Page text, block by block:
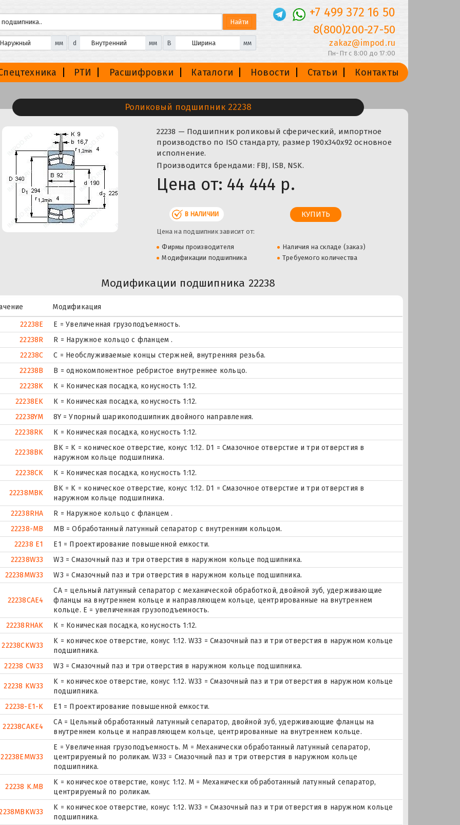
мм d мм B мм
+7 499 372 16 50
8(800)200-27-50
zakaz@impod.ru
Пн-Пт с 8:00 до 17:00
РТИ Расшифровки Каталоги Новости Статьи Контакты
Роликовый подшипник 22238
22238 — Подшипник роликовый сферический, импортное
производство по ISO стандарту, размер 190x340x92 основное
исполнение.
Производится брендами: FBJ, ISB, NSK.
Цена от: 44 444 р.
В НАЛИЧИИ
Цена на подшипник зависит от:
Фирмы производителя
Наличия на складе (заказ)
Модификации подшипника
Требуемого количества
Модификации подшипника 22238
Модификация
22238E
Е = Увеличенная грузоподъемность.
22238R
R = Наружное кольцо с фланцем .
22238C
С = Необслуживаемые концы стержней, внутренняя резьба.
22238B
B = однокомпонентное ребристое внутреннее кольцо.
22238K
К = Коническая посадка, конусность 1:12.
22238EK
К = Коническая посадка, конусность 1:12.
22238YM
8Y = Упорный шарикоподшипник двойного направления.
22238RK
К = Коническая посадка, конусность 1:12.
22238BK
BK = K = коническое отверстие, конус 1:12. D1 = Смазочное отверстие и три отверстия в
наружном кольце подшипника.
22238CK
К = Коническая посадка, конусность 1:12.
22238MBK
BK = K = коническое отверстие, конус 1:12. D1 = Смазочное отверстие и три отверстия в
наружном кольце подшипника.
22238RHA
R = Наружное кольцо с фланцем .
22238-MB
MB = Обработанный латунный сепаратор с внутренним кольцом.
22238 E1
E1 = Проектирование повышенной емкости.
22238W33
W3 = Смазочный паз и три отверстия в наружном кольце подшипника.
22238MW33
W3 = Смазочный паз и три отверстия в наружном кольце подшипника.
22238CAE4
CA = цельный латунный сепаратор с механической обработкой, двойной зуб, удерживающие
фланцы на внутреннем кольце и направляющем кольце, центрированные на внутреннем
кольце. Е = увеличенная грузоподъемность.
22238RHAK
К = Коническая посадка, конусность 1:12.
22238CKW33
K = коническое отверстие, конус 1:12. W33 = Смазочный паз и три отверстия в наружном кольце
подшипника.
22238 CW33
W3 = Смазочный паз и три отверстия в наружном кольце подшипника.
22238 KW33
K = коническое отверстие, конус 1:12. W33 = Смазочный паз и три отверстия в наружном кольце
подшипника.
22238-E1-K
E1 = Проектирование повышенной емкости.
22238CAKE4
CA = Цельный обработанный латунный сепаратор, двойной зуб, удерживающие фланцы на
внутреннем кольце и направляющем кольце, центрированные на внутреннем кольце.
22238EMW33
E = Увеличенная грузоподъемность. М = Механически обработанный латунный сепаратор,
центрируемый по роликам. W33 = Смазочный паз и три отверстия в наружном кольце
подшипника.
22238 K.MB
K = коническое отверстие, конус 1:12. М = Механически обработанный латунный сепаратор,
центрируемый по роликам.
K = коническое отверстие, конус 1:12. W33 = Смазочный паз и три отверстия в наружном кольце
подшипника.